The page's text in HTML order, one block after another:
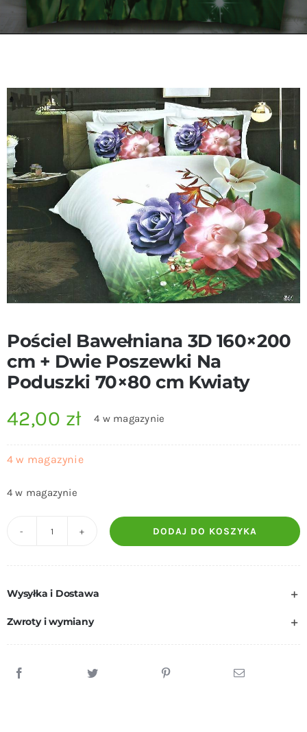
Pościel Bawełniana 3D 160×200
cm + Dwie Poszewki Na
Poduszki 70×80 cm Kwiaty
42,00 zł 4 w magazynie
4 w magazynie
4 w magazynie
3D
160x200
DODAJ DO KOSZYKA
Wysyłka i Dostawa
Zwroty i wymiany